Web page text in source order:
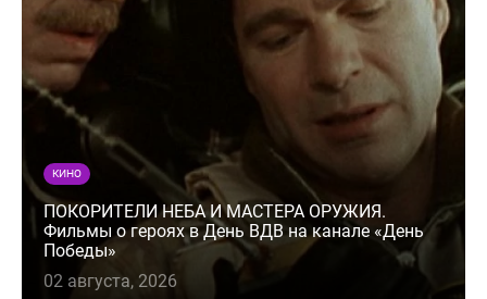
КИНО
ПОКОРИТЕЛИ НЕБА И МАСТЕРА ОРУЖИЯ.
Фильмы о героях в День ВДВ на канале «День
Победы»
02 августа, 2026